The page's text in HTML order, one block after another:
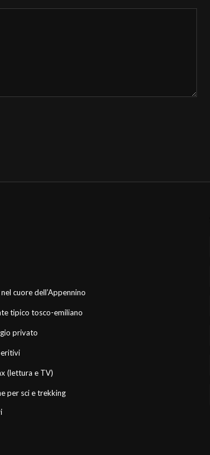
cuore dell’Appennino
tipico tosco-emiliano
privato
(lettura e TV)
per sci e trekking